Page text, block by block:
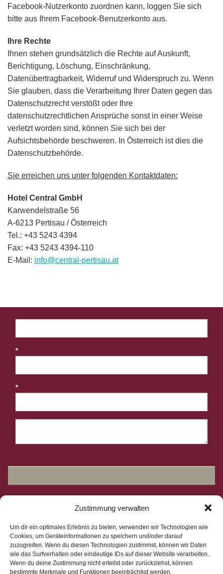
Zustimmung verwalten
Um dir ein optimales Erlebnis zu bieten, verwenden wir Technologien wie
Cookies, um Geräteinformationen zu speichern und/oder darauf
zuzugreifen. Wenn du diesen Technologien zustimmst, können wir Daten
wie das Surfverhalten oder eindeutige IDs auf dieser Website verarbeiten.
Wenn du deine Zustimmung nicht erteilst oder zurückziehst, können
bestimmte Merkmale und Funktionen beeinträchtigt werden.
Facebook-Nutzerkonto zuordnen kann, loggen Sie sich
bitte aus Ihrem Facebook-Benutzerkonto aus.
Ihre Rechte
Ihnen stehen grundsätzlich die Rechte auf Auskunft,
Berichtigung, Löschung, Einschränkung,
Datenübertragbarkeit, Widerruf und Widerspruch zu. Wenn
Sie glauben, dass die Verarbeitung Ihrer Daten gegen das
Datenschutzrecht verstößt oder Ihre
datenschutzrechtlichen Ansprüche sonst in einer Weise
verletzt worden sind, können Sie sich bei der
Aufsichtsbehörde beschweren. In Österreich ist dies die
Datenschutzbehörde.
Sie erreichen uns unter folgenden Kontaktdaten:
Hotel Central GmbH
Karwendelstraße 56
A-6213 Pertisau / Österreich
Tel.: +43 5243 4394
Fax: +43 5243 4394-110
E-Mail: info@central-pertisau.at
*
*